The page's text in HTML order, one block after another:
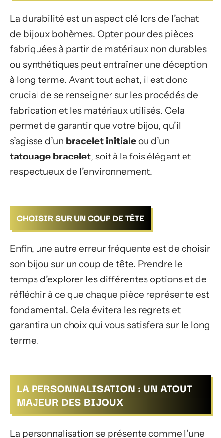
La durabilité est un aspect clé lors de l’achat
de bijoux bohèmes. Opter pour des pièces
fabriquées à partir de matériaux non durables
ou synthétiques peut entraîner une déception
à long terme. Avant tout achat, il est donc
crucial de se renseigner sur les procédés de
fabrication et les matériaux utilisés. Cela
permet de garantir que votre bijou, qu’il
s’agisse d’un bracelet initialeou d’un
tatouage bracelet, soit à la fois élégant et
respectueux de l’environnement.
CHOISIR SUR UN COUP DE TÊTE
Enfin, une autre erreur fréquente est de choisir
son bijou sur un coup de tête. Prendre le
temps d’explorer les différentes options et de
réfléchir à ce que chaque pièce représente est
fondamental. Cela évitera les regrets et
garantira un choix qui vous satisfera sur le long
terme.
LA PERSONNALISATION : UN ATOUT
MAJEUR DES BIJOUX
La personnalisation se présente comme l’une